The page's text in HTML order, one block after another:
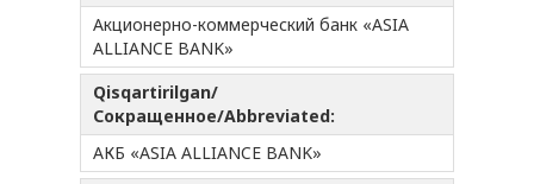
Акционерно-коммерческий банк «ASIA
ALLIANCE BANK»
Qisqartirilgan/
Сокращенное/Abbreviated:
АКБ «ASIA ALLIANCE BANK»